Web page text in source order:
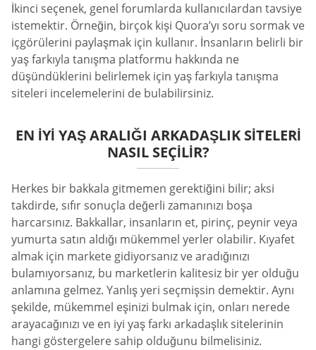
İkinci seçenek, genel forumlarda kullanıcılardan tavsiye
istemektir. Örneğin, birçok kişi Quora’yı soru sormak ve
içgörülerini paylaşmak için kullanır. İnsanların belirli bir
yaş farkıyla tanışma platformu hakkında ne
düşündüklerini belirlemek için yaş farkıyla tanışma
siteleri incelemelerini de bulabilirsiniz.
EN İYI YAŞ ARALIĞI ARKADAŞLIK SITELERI
NASIL SEÇILIR?
Herkes bir bakkala gitmemen gerektiğini bilir; aksi
takdirde, sıfır sonuçla değerli zamanınızı boşa
harcarsınız. Bakkallar, insanların et, pirinç, peynir veya
yumurta satın aldığı mükemmel yerler olabilir. Kıyafet
almak için markete gidiyorsanız ve aradığınızı
bulamıyorsanız, bu marketlerin kalitesiz bir yer olduğu
anlamına gelmez. Yanlış yeri seçmişsin demektir. Aynı
şekilde, mükemmel eşinizi bulmak için, onları nerede
arayacağınızı ve en iyi yaş farkı arkadaşlık sitelerinin
hangi göstergelere sahip olduğunu bilmelisiniz.